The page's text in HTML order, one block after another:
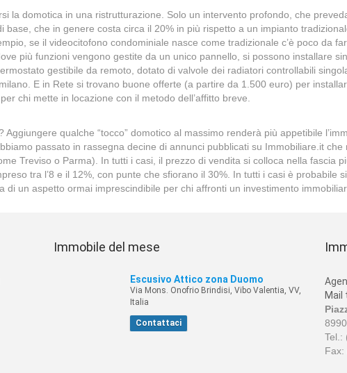
la domotica in una ristrutturazione. Solo un intervento profondo, che
base, che in genere costa circa il 20% in più rispetto a un impianto
se il videocitofono condominiale nasce come tradizionale c’è poco da
più funzioni vengono gestite da un unico pannello, si possono installare
gestibile da remoto, dotato di valvole dei radiatori controllabili
E in Rete si trovano buone offerte (a partire da 1.500 euro) per
chi mette in locazione con il metodo dell’affitto breve.
qualche “tocco” domotico al massimo renderà più appetibile
passato in rassegna decine di annunci pubblicati su Immobiliare.it
Treviso o Parma). In tutti i casi, il prezzo di vendita si colloca nella fascia
tra l’8 e il 12%, con punte che sfiorano il 30%. In tutti i casi è probabile
un aspetto ormai imprescindibile per chi affronti un investimento
Immobile del mese
Escusivo Attico zona Duomo
Via Mons. Onofrio Brindisi, Vibo Valentia, VV,
Italia
Contattaci
Mail
Tel.:
Fax: